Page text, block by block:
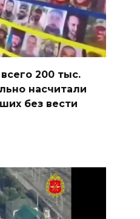
200 тыс.
насчитали
без вести